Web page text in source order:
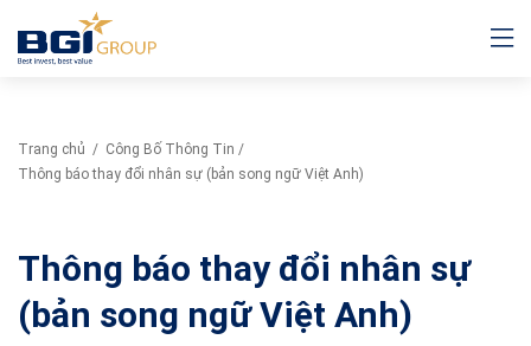
Trang chủ / Công Bố Thông Tin /
Thông báo thay đổi nhân sự (bản song ngữ Việt Anh)
Thông báo thay đổi nhân sự
(bản song ngữ Việt Anh)